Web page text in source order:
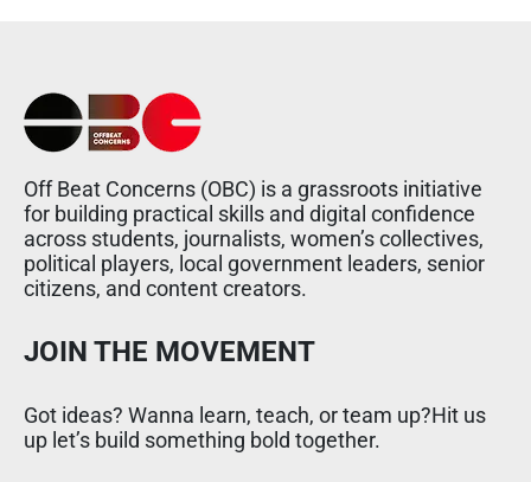
Off Beat Concerns (OBC) is a grassroots initiative
for building practical skills and digital confidence
across students, journalists, women’s collectives,
political players, local government leaders, senior
citizens, and content creators.
JOIN THE MOVEMENT
Got ideas? Wanna learn, teach, or team up?Hit us
up let’s build something bold together.